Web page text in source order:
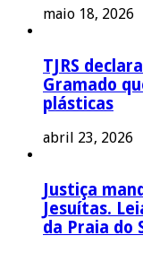
maio 18, 2026
TJRS
Gramado
plásticas
abril 23, 2026
Justiça
Jesuítas.
da Praia do